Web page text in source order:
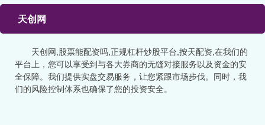
天创网
天创网,股票能配资吗,正规杠杆炒股平台,按天配资,在我们的
平台上，您可以享受到与各大券商的无缝对接服务以及资金的安
全保障。我们提供实盘交易服务，让您紧跟市场步伐。同时，我
们的风险控制体系也确保了您的投资安全。